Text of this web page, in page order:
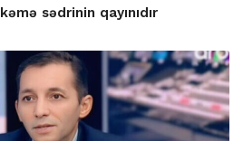
sədrinin qayınıdır